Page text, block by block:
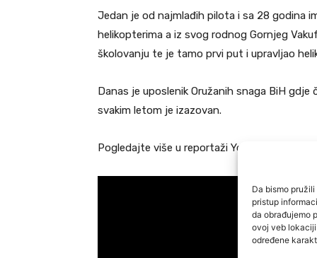
Da bismo
pristup
da obrađujemo
ovoj veb
određene
Jedan je od najmlađih pilota i sa 28 godina
helikopterima a iz svog rodnog Gornjeg
školovanju te je tamo prvi put i upravljao
Danas je uposlenik Oružanih snaga BiH
svakim letom je izazovan.
Pogledajte više u reportaži YouTube kanala